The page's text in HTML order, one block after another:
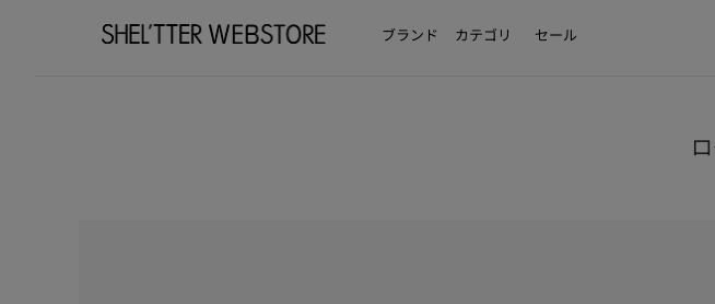
ブランド カテゴリ セール